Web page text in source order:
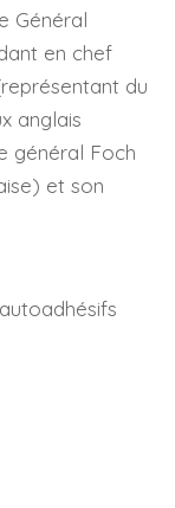
Général
en chef
du
anglais
général Foch
et son